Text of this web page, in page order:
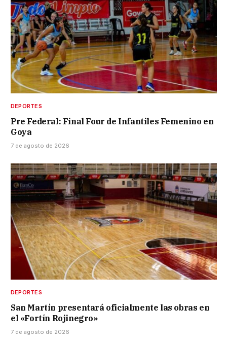
DEPORTES
Pre Federal: Final Four de Infantiles Femenino en
Goya
7 de agosto de 2026
DEPORTES
San Martín presentará oficialmente las obras en
el «Fortín Rojinegro»
7 de agosto de 2026